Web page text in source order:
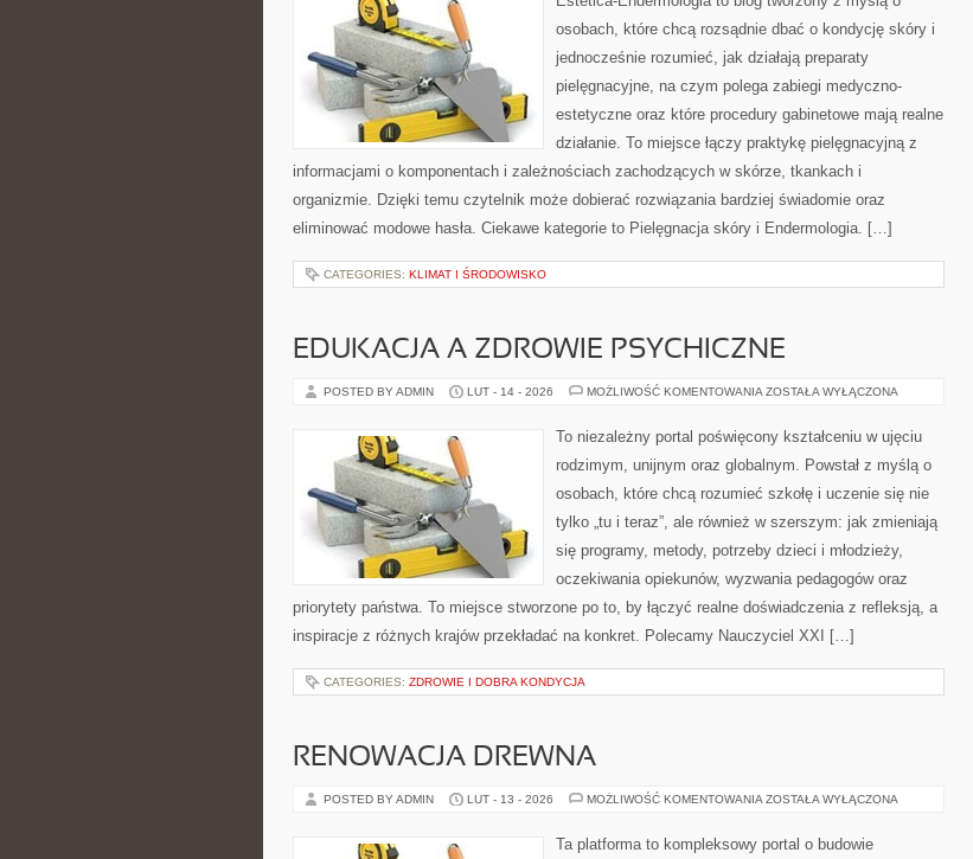
osobach, które chcą rozsądnie dbać o kondycję skóry i
jednocześnie rozumieć, jak działają preparaty
pielęgnacyjne, na czym polega zabiegi medyczno-
estetyczne oraz które procedury gabinetowe mają realne
działanie. To miejsce łączy praktykę pielęgnacyjną z
informacjami o komponentach i zależnościach zachodzących w skórze, tkankach i
organizmie. Dzięki temu czytelnik może dobierać rozwiązania bardziej świadomie oraz
eliminować modowe hasła. Ciekawe kategorie to Pielęgnacja skóry i Endermologia. […]
CATEGORIES: KLIMAT I ŚRODOWISKO
EDUKACJA A ZDROWIE PSYCHICZNE
POSTED BY ADMIN LUT - 14 - 2026 MOŻLIWOŚĆ KOMENTOWANIA EDUKACJA
PSYCHICZNE
ZOSTAŁA WYŁĄCZONA
To niezależny portal poświęcony kształceniu w ujęciu
rodzimym, unijnym oraz globalnym. Powstał z myślą o
osobach, które chcą rozumieć szkołę i uczenie się nie
tylko „tu i teraz”, ale również w szerszym: jak zmieniają
się programy, metody, potrzeby dzieci i młodzieży,
oczekiwania opiekunów, wyzwania pedagogów oraz
priorytety państwa. To miejsce stworzone po to, by łączyć realne doświadczenia z refleksją, a
inspiracje z różnych krajów przekładać na konkret. Polecamy Nauczyciel XXI […]
CATEGORIES: ZDROWIE I DOBRA KONDYCJA
RENOWACJA DREWNA
POSTED BY ADMIN LUT - 13 - 2026 MOŻLIWOŚĆ KOMENTOWANIA RENOWACJA
ZOSTAŁA WYŁĄCZONA
Ta platforma to kompleksowy portal o budowie